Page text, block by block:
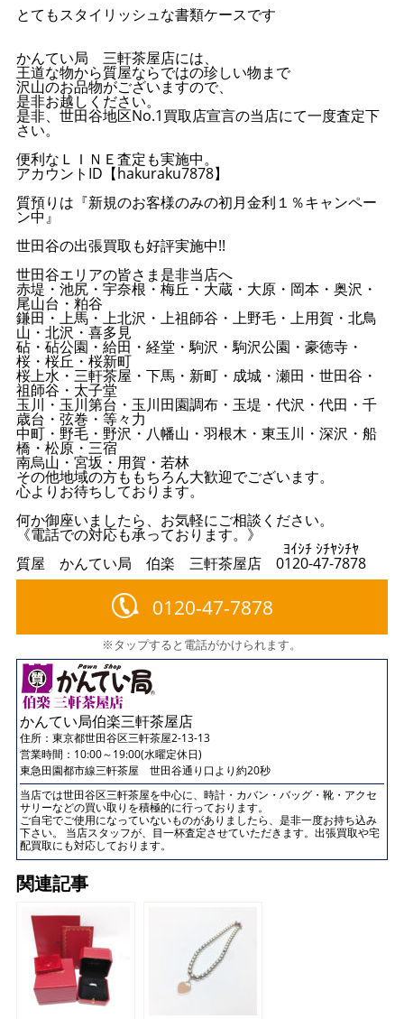
とてもスタイリッシュな書類ケースです
かんてい局 三軒茶屋店には、
王道な物から質屋ならではの珍しい物まで
沢山のお品物がございますので、
是非お越しください。
是非、世田谷地区No.1買取店宣言の当店にて一度査定下
さい。
便利なＬＩＮＥ査定も実施中。
アカウントID【hakuraku7878】
質預りは『新規のお客様のみの初月金利１％キャンペー
ン中』
世田谷の出張買取も好評実施中!!
世田谷エリアの皆さま是非当店へ
赤堤・池尻・宇奈根・梅丘・大蔵・大原・岡本・奥沢・
尾山台・粕谷
鎌田・上馬・上北沢・上祖師谷・上野毛・上用賀・北鳥
山・北沢・喜多見
砧・砧公園・給田・経堂・駒沢・駒沢公園・豪徳寺・
桜・桜丘・桜新町
桜上水・三軒茶屋・下馬・新町・成城・瀬田・世田谷・
祖師谷・太子堂
玉川・玉川第台・玉川田園調布・玉堤・代沢・代田・千
歳台・弦巻・等々力
中町・野毛・野沢・八幡山・羽根木・東玉川・深沢・船
橋・松原・三宿
南烏山・宮坂・用賀・若林
その他地域の方ももちろん大歓迎でございます。
心よりお待ちしております。
何か御座いましたら、お気軽にご相談ください。
《電話での対応も承っております。》
ﾖｲｼﾁ ｼﾁﾔｼﾁﾔ
質屋 かんてい局 伯楽 三軒茶屋店 0120-47-7878
0120-47-7878
※タップすると電話がかけられます。
かんてい局伯楽三軒茶屋店
住所： 東京都世田谷区三軒茶屋2-13-13
営業時間：10:00～19:00(水曜定休日)
東急田園都市線三軒茶屋 世田谷通り口より約20秒
当店では世田谷区三軒茶屋を中心に、時計・カバン・バッグ・靴・アクセ
サリーなどの買い取りを積極的に行っております。
ご自宅でご使用になっていないものがありましたら、是非一度お持ち込み
下さい。 当店スタッフが、目一杯査定させていただきます。出張買取や宅
配買取にも対応しております。
関連記事